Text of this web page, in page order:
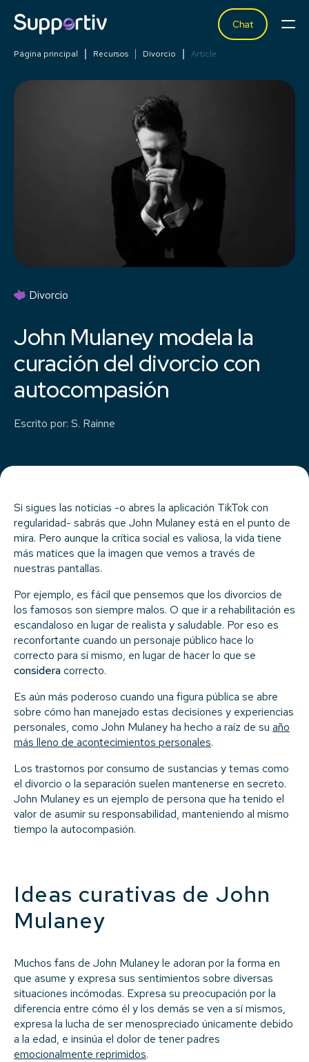
Chat
Página principal Recursos Divorcio Article
Divorcio
John Mulaney modela la
curación del divorcio con
autocompasión
Escrito por: S. Rainne
Si sigues las noticias -o abres la aplicación TikTok con
regularidad- sabrás que John Mulaney está en el punto de
mira. Pero aunque la crítica social es valiosa, la vida tiene
más matices que la imagen que vemos a través de
nuestras pantallas.
Por ejemplo, es fácil que pensemos que los divorcios de
los famosos son siempre malos. O que ir a rehabilitación es
escandaloso en lugar de realista y saludable. Por eso es
reconfortante cuando un personaje público hace lo
correcto para sí mismo, en lugar de hacer lo que se
consideracorrecto.
Es aún más poderoso cuando una figura pública se abre
sobre cómo han manejado estas decisiones y experiencias
personales, como John Mulaney ha hecho a raíz de su año
más lleno de acontecimientos personales.
Los trastornos por consumo de sustancias y temas como
el divorcio o la separación suelen mantenerse en secreto.
John Mulaney es un ejemplo de persona que ha tenido el
valor de asumir su responsabilidad, manteniendo al mismo
tiempo la autocompasión.
Ideas curativas de John
Mulaney
Muchos fans de John Mulaney le adoran por la forma en
que asume y expresa sus sentimientos sobre diversas
situaciones incómodas. Expresa su preocupación por la
diferencia entre cómo él y los demás se ven a sí mismos,
expresa la lucha de ser menospreciado únicamente debido
a la edad, e insinúa el dolor de tener padres
emocionalmente reprimidos.